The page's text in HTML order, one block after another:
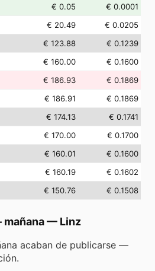
€ 0.05
€ 0.0001
€ 20.49
€ 0.0205
€ 123.88
€ 0.1239
€ 160.00
€ 0.1600
€ 186.93
€ 0.1869
€ 186.91
€ 0.1869
€ 174.13
€ 0.1741
€ 170.00
€ 0.1700
€ 160.01
€ 0.1600
€ 160.19
€ 0.1602
€ 150.76 € 0.1508
— Linz
acaban de publicarse —